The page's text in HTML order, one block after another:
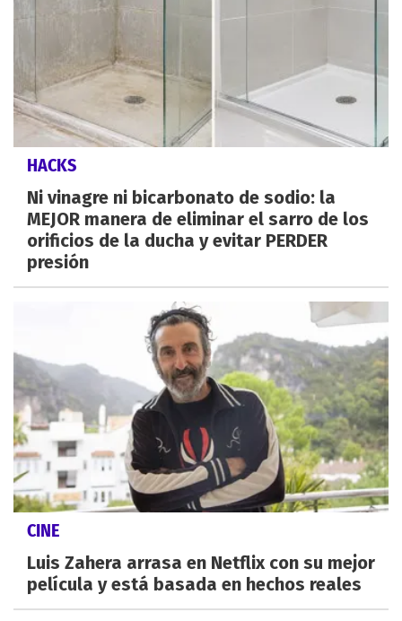
HACKS
Ni vinagre ni bicarbonato de sodio: la
MEJOR manera de eliminar el sarro de los
orificios de la ducha y evitar PERDER
presión
CINE
Luis Zahera arrasa en Netflix con su mejor
película y está basada en hechos reales